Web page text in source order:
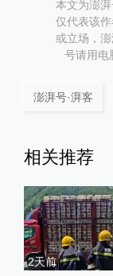
本文为澎
仅代表该
或立场，
号请用电
澎湃号·湃客
相关推荐
2天前